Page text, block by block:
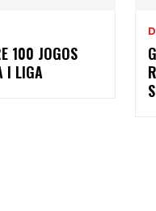
100 JOGOS
I LIGA